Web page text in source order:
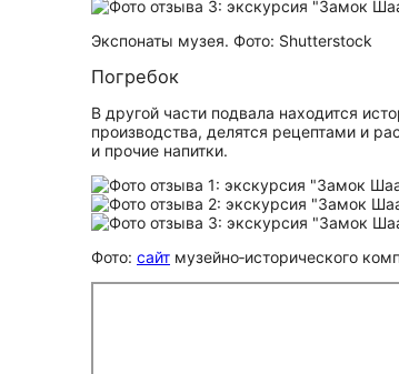
Экспонаты музея. Фото: Shutterstock
Погребок
В другой части подвала находится
производства, делятся рецептами и
и прочие напитки.
Фото: сайт музейно‑исторического